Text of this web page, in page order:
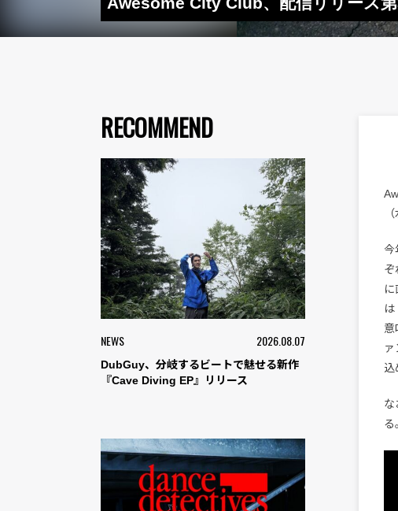
RECOMMEND
NEWS 2026.08.07
DubGuy、分岐するビートで魅せる新作
『Cave Diving EP』リリース
今
ぞ
意
込
な
る